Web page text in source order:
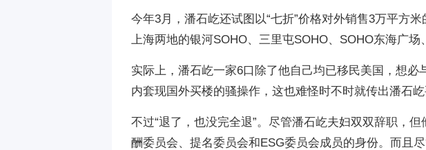
今年3月，潘石屹还试图以“七折”价格对外销售3万平方
上海两地的银河SOHO、三里屯SOHO、SOHO东海广场
实际上，潘石屹一家6口除了他自己均已移民美国，想必
内套现国外买楼的骚操作，这也难怪时不时就传出潘石屹
不过“退了，也没完全退”。尽管潘石屹夫妇双双辞职，
酬委员会、提名委员会和ESG委员会成员的身份。而且